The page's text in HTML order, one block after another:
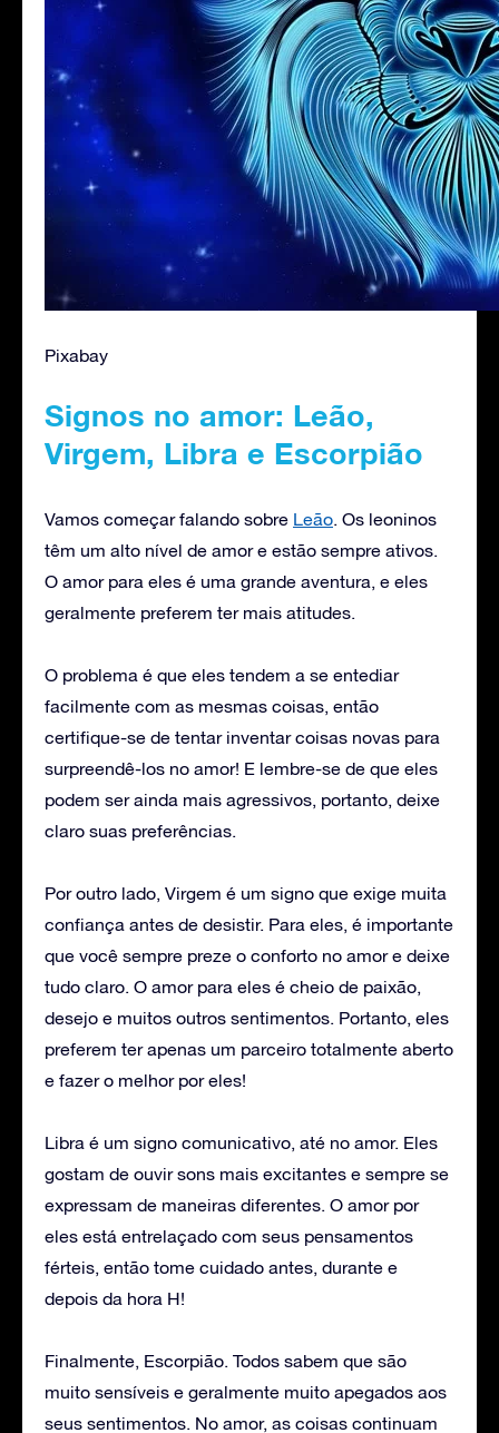
Pixabay
Signos no amor: Leão,
Virgem, Libra e Escorpião
Vamos começar falando sobre Leão. Os leoninos
têm um alto nível de amor e estão sempre ativos.
O amor para eles é uma grande aventura, e eles
geralmente preferem ter mais atitudes.
O problema é que eles tendem a se entediar
facilmente com as mesmas coisas, então
certifique-se de tentar inventar coisas novas para
surpreendê-los no amor! E lembre-se de que eles
podem ser ainda mais agressivos, portanto, deixe
claro suas preferências.
Por outro lado, Virgem é um signo que exige muita
confiança antes de desistir. Para eles, é importante
que você sempre preze o conforto no amor e deixe
tudo claro. O amor para eles é cheio de paixão,
desejo e muitos outros sentimentos. Portanto, eles
preferem ter apenas um parceiro totalmente aberto
e fazer o melhor por eles!
Libra é um signo comunicativo, até no amor. Eles
gostam de ouvir sons mais excitantes e sempre se
expressam de maneiras diferentes. O amor por
eles está entrelaçado com seus pensamentos
férteis, então tome cuidado antes, durante e
depois da hora H!
Finalmente, Escorpião. Todos sabem que são
muito sensíveis e geralmente muito apegados aos
seus sentimentos. No amor, as coisas continuam